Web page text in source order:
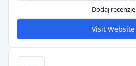
Dodaj recenzję
Visit Website